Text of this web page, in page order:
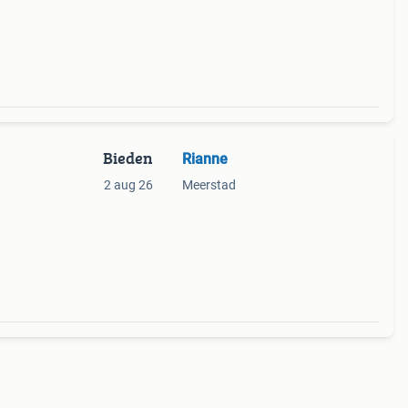
Bieden
2 aug 26
Rianne
Meerstad